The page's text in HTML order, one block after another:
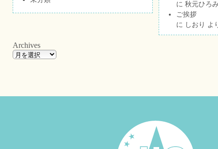
に 秋元ひろ
ご挨拶
に しおり よ
Archives